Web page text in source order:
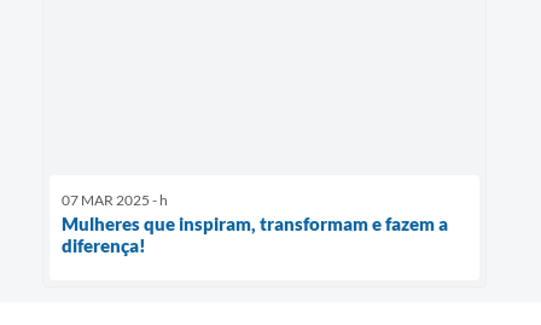
07 MAR 2025 - h
Mulheres que inspiram, transformam e fazem a
diferença!